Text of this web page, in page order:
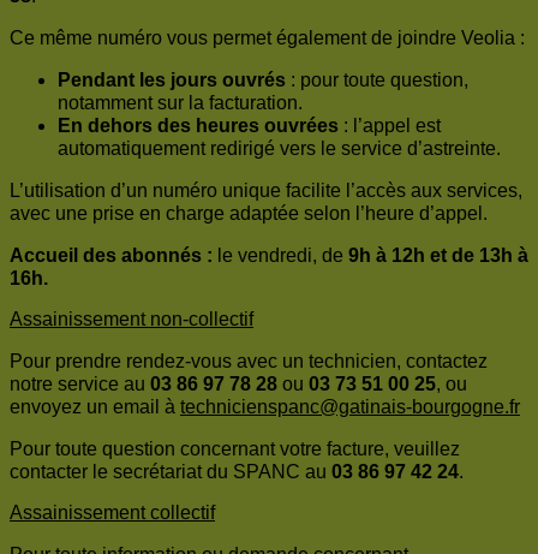
Ce même numéro vous permet également de joindre Veolia :
Pendant les jours ouvrés : pour toute question,
notamment sur la facturation.
En dehors des heures ouvrées : l’appel est
automatiquement redirigé vers le service d’astreinte.
L’utilisation d’un numéro unique facilite l’accès aux services,
avec une prise en charge adaptée selon l’heure d’appel.
Accueil des abonnés : le vendredi, de 9h à 12h et de 13h à
16h.
Assainissement non-collectif
Pour prendre rendez-vous avec un technicien, contactez
notre service au 03 86 97 78 28 ou 03 73 51 00 25, ou
envoyez un email à technicienspanc@gatinais-bourgogne.fr
Pour toute question concernant votre facture, veuillez
contacter le secrétariat du SPANC au 03 86 97 42 24.
Assainissement collectif